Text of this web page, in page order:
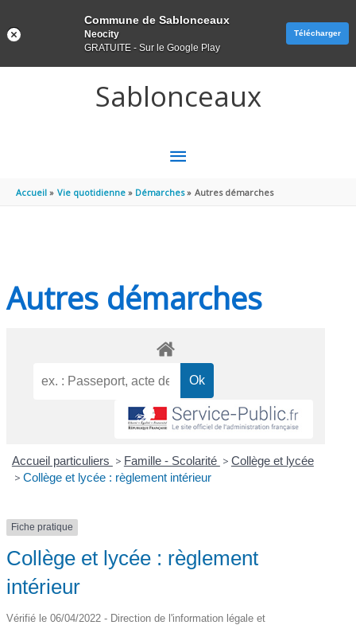
Sablonceaux
MENU
PRINCIPAL
Accueil Vie quotidienne Démarches Autres démarches
Autres démarches
Accueil particuliers > Famille - Scolarité > Collège et lycée
> Collège et lycée : règlement intérieur
Fiche pratique
Collège et lycée : règlement
intérieur
Vérifié le 06/04/2022 - Direction de l'information légale et
Commune de Sablonceaux
Neocity
GRATUITE - Sur le Google Play
Télécharger